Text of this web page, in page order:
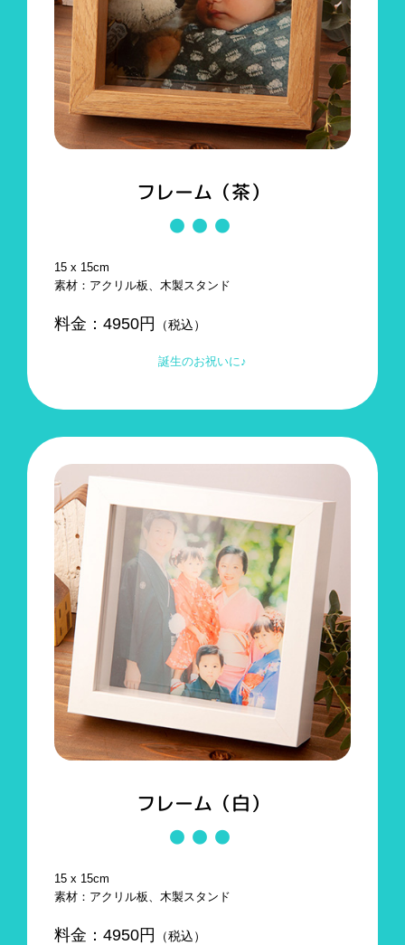
フレーム（茶）
15 x 15cm
素材：アクリル板、木製スタンド
料金： 4950円 （税込）
誕生のお祝いに♪
フレーム（白）
15 x 15cm
素材：アクリル板、木製スタンド
料金： 4950円 （税込）